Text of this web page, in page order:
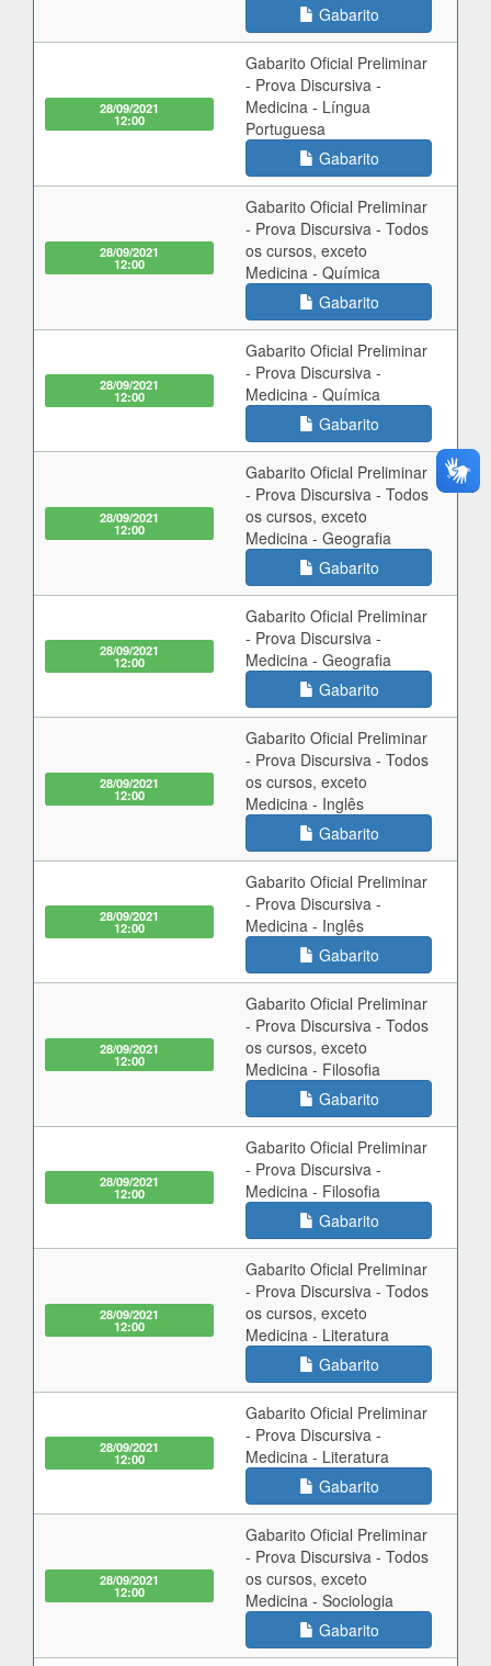
Gabarito
28/09/2021
12:00
Gabarito Oficial Preliminar
- Prova Discursiva -
Medicina - Língua
Portuguesa
Gabarito
28/09/2021
12:00
Gabarito Oficial Preliminar
- Prova Discursiva - Todos
os cursos, exceto
Medicina - Química
Gabarito
28/09/2021
12:00
Gabarito Oficial Preliminar
- Prova Discursiva -
Medicina - Química
Gabarito
28/09/2021
12:00
Gabarito Oficial Preliminar
- Prova Discursiva - Todos
os cursos, exceto
Medicina - Geografia
Gabarito
28/09/2021
12:00
Gabarito Oficial Preliminar
- Prova Discursiva -
Medicina - Geografia
Gabarito
28/09/2021
12:00
Gabarito Oficial Preliminar
- Prova Discursiva - Todos
os cursos, exceto
Medicina - Inglês
Gabarito
28/09/2021
12:00
Gabarito Oficial Preliminar
- Prova Discursiva -
Medicina - Inglês
Gabarito
28/09/2021
12:00
Gabarito Oficial Preliminar
- Prova Discursiva - Todos
os cursos, exceto
Medicina - Filosofia
Gabarito
28/09/2021
12:00
Gabarito Oficial Preliminar
- Prova Discursiva -
Medicina - Filosofia
Gabarito
28/09/2021
12:00
Gabarito Oficial Preliminar
- Prova Discursiva - Todos
os cursos, exceto
Medicina - Literatura
Gabarito
28/09/2021
12:00
Gabarito Oficial Preliminar
- Prova Discursiva -
Medicina - Literatura
Gabarito
28/09/2021
12:00
Gabarito Oficial Preliminar
- Prova Discursiva - Todos
os cursos, exceto
Medicina - Sociologia
Gabarito